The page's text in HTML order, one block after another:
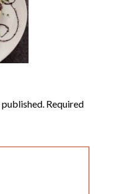
Required